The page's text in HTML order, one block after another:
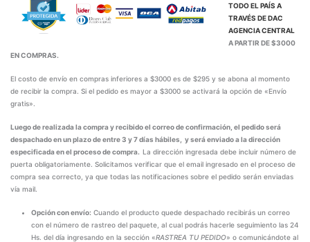
TODO EL PAÍS A
TRAVÉS DEDAC
AGENCIA CENTRAL
A PARTIR DE $3000
EN COMPRAS.
El costo de envío en compras inferiores a $3000 es de $295 y se abona al momento
de recibir la compra. Si el pedido es mayor a $3000 se activará la opción de «Envío
gratis».
Luego de realizada la compra y recibido el correo de confirmación, el pedido será
despachado en un plazo de entre 3 y 7 días hábiles, y será enviado a la dirección
especificada en el proceso de compra.La dirección ingresada debe incluir número de
puerta obligatoriamente. Solicitamos verificar que el email ingresado en el proceso de
compra sea correcto, ya que todas las notificaciones sobre el pedido serán enviadas
vía mail.
Opción con envío: Cuando el producto quede despachado recibirás un correo
con el número de rastreo del paquete, al cual podrás hacerle seguimiento las 24
Hs. del día ingresando en la sección «RASTREA TU PEDIDO» o comunicándote al